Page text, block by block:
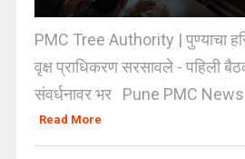
PMC Tree Authority | पुण्याचा
वृक्ष प्राधिकरण सरसावले - पहिली
संवर्धनावर भर Pune PMC
Read More